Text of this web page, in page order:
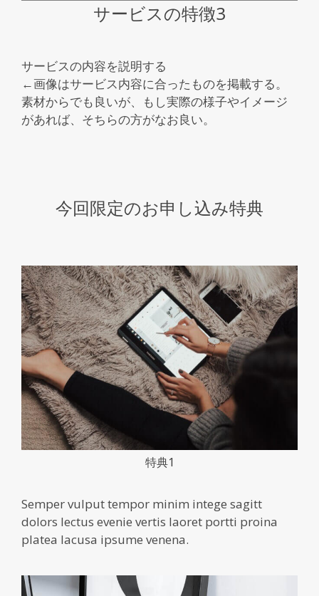
サービスの特徴3
サービスの内容を説明する
←画像はサービス内容に合ったものを掲載する。
素材からでも良いが、もし実際の様子やイメージ
があれば、そちらの方がなお良い。
今回限定のお申し込み特典
特典1
Semper vulput tempor minim intege sagitt
dolors lectus evenie vertis laoret portti proina
platea lacusa ipsume venena.